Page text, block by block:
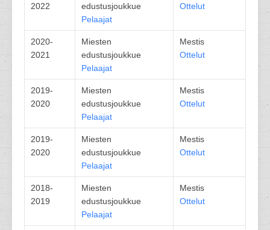
2022
edustusjoukkue
Pelaajat
Ottelut
2020-
2021
Miesten
edustusjoukkue
Pelaajat
Mestis
Ottelut
2019-
2020
Miesten
edustusjoukkue
Pelaajat
Mestis
Ottelut
2019-
2020
Miesten
edustusjoukkue
Pelaajat
Mestis
Ottelut
2018-
2019
Miesten
edustusjoukkue
Pelaajat
Mestis
Ottelut